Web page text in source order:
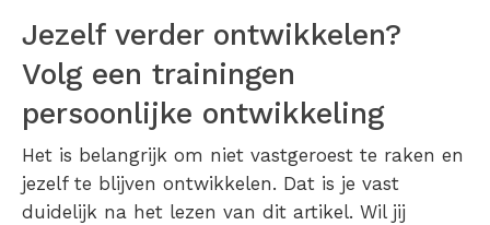
Jezelf verder ontwikkelen?
Volg een trainingen
persoonlijke ontwikkeling
Het is belangrijk om niet vastgeroest te raken en
jezelf te blijven ontwikkelen. Dat is je vast
duidelijk na het lezen van dit artikel. Wil jij